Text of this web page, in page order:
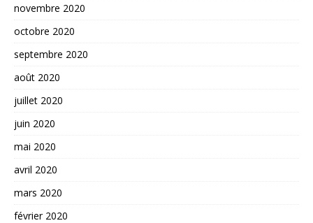
novembre 2020
octobre 2020
septembre 2020
août 2020
juillet 2020
juin 2020
mai 2020
avril 2020
mars 2020
février 2020